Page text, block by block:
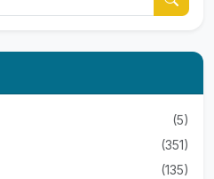
(5)
(351)
(135)